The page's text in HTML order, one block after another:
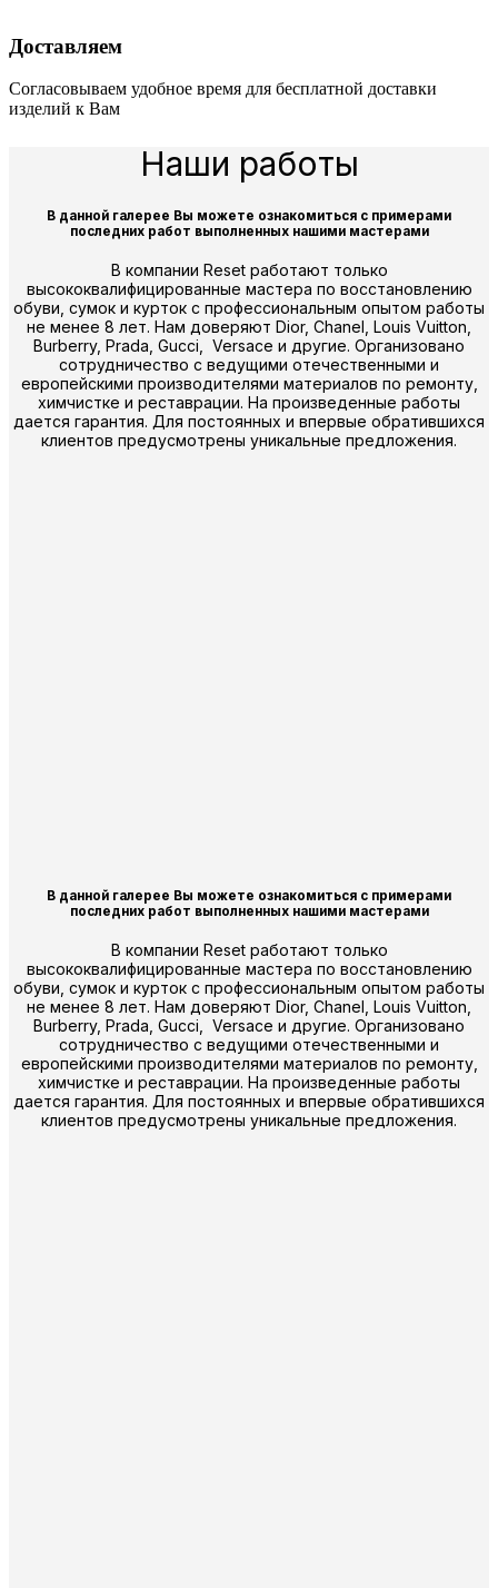
Доставляем
Согласовываем удобное время для бесплатной доставки
изделий к Вам
Наши работы
В данной галерее Вы можете ознакомиться с примерами
последних работ выполненных нашими мастерами
В компании Reset работают только
высококвалифицированные мастера по восстановлению
обуви, сумок и курток с профессиональным опытом работы
не менее 8 лет. Нам доверяют Dior, Chanel, Louis Vuitton,
Burberry, Prada, Gucci, Versace и другие. Организовано
сотрудничество с ведущими отечественными и
европейскими производителями материалов по ремонту,
химчистке и реставрации. На произведенные работы
дается гарантия. Для постоянных и впервые обратившихся
клиентов предусмотрены уникальные предложения.
В данной галерее Вы можете ознакомиться с примерами
последних работ выполненных нашими мастерами
В компании Reset работают только
высококвалифицированные мастера по восстановлению
обуви, сумок и курток с профессиональным опытом работы
не менее 8 лет. Нам доверяют Dior, Chanel, Louis Vuitton,
Burberry, Prada, Gucci, Versace и другие. Организовано
сотрудничество с ведущими отечественными и
европейскими производителями материалов по ремонту,
химчистке и реставрации. На произведенные работы
дается гарантия. Для постоянных и впервые обратившихся
клиентов предусмотрены уникальные предложения.